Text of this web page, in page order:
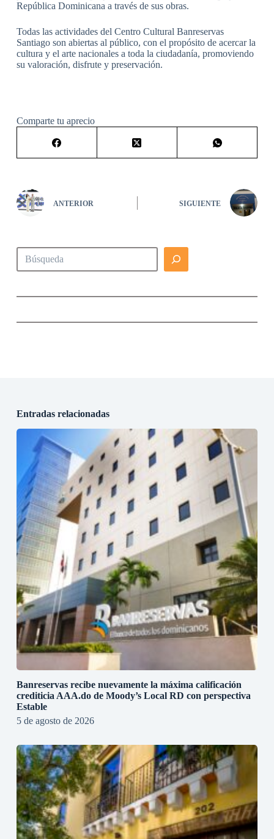
República Dominicana a través de sus obras.
Todas las actividades del Centro Cultural Banreservas
Santiago son abiertas al público, con el propósito de acercar la
cultura y el arte nacionales a toda la ciudadanía, promoviendo
su valoración, disfrute y preservación.
Comparte tu aprecio
ANTERIOR SIGUIENTE
Buscar
Entradas relacionadas
Banreservas recibe nuevamente la máxima calificación
crediticia AAA.do de Moody’s Local RD con perspectiva
Estable
5 de agosto de 2026